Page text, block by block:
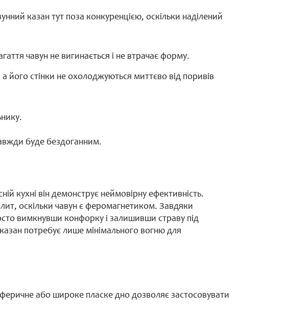
казан тут поза конкуренцією, оскільки наділений
чавун не вигинається і не втрачає форму.
а його стінки не охолоджуються миттєво від поривів
буде бездоганним.
кухні він демонструє неймовірну ефективність.
оскільки чавун є феромагнетиком. Завдяки
вимкнувши конфорку і залишивши страву під
потребує лише мінімального вогню для
або широке пласке дно дозволяє застосовувати